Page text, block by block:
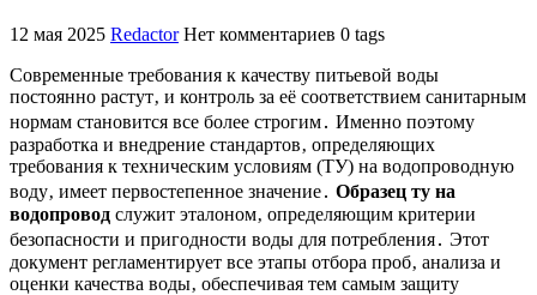
12 мая 2025 Redactor Нет комментариев 0 tags
Современные требования к качеству питьевой воды
постоянно растут‚ и контроль за её соответствием санитарным
нормам становится все более строгим․ Именно поэтому
разработка и внедрение стандартов‚ определяющих
требования к техническим условиям (ТУ) на водопроводную
воду‚ имеет первостепенное значение․ Образец ту на
водопровод служит эталоном‚ определяющим критерии
безопасности и пригодности воды для потребления․ Этот
документ регламентирует все этапы отбора проб‚ анализа и
оценки качества воды‚ обеспечивая тем самым защиту